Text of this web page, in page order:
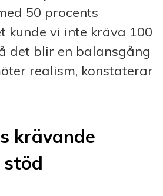
50 procents
kunde vi inte kräva 100
det blir en balansgång
realism, konstaterar
krävande